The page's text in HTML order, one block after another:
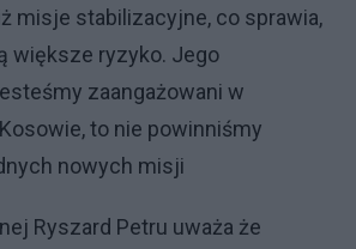
misje stabilizacyjne, co sprawia,
większe ryzyko. Jego
zaangażowani w
to nie powinniśmy
nowych misji
Ryszard Petru uważa że